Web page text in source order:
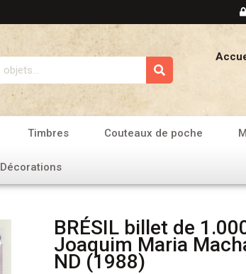
Timbres Couteaux de poche
Décorations
BRÉSIL billet de
Joaquim Maria
ND (1988)